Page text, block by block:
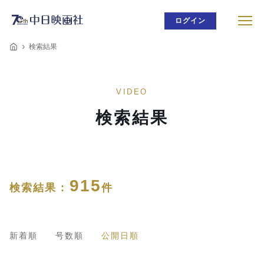
ログイン
検索結果
VIDEO
検索結果
検索結果 : 915件
新着順 号数順 公開日順